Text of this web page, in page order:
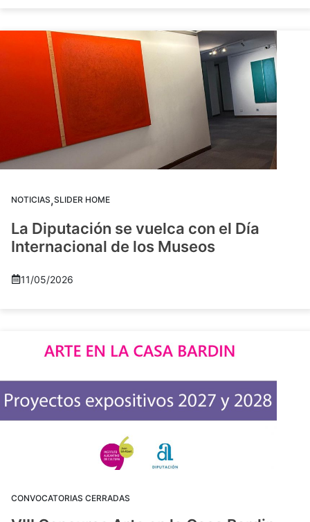
NOTICIAS,SLIDER HOME
La Diputación se vuelca con el Día
Internacional de los Museos
11/05/2026
CONVOCATORIAS CERRADAS